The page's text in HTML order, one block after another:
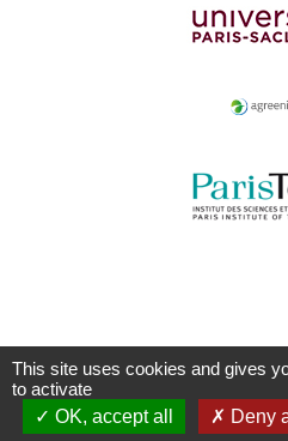
This site uses cookies and gives
to activate
OK, accept all
Deny